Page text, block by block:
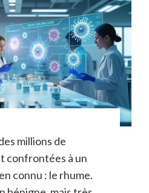
millions de
confrontées à un
connu : le rhume.